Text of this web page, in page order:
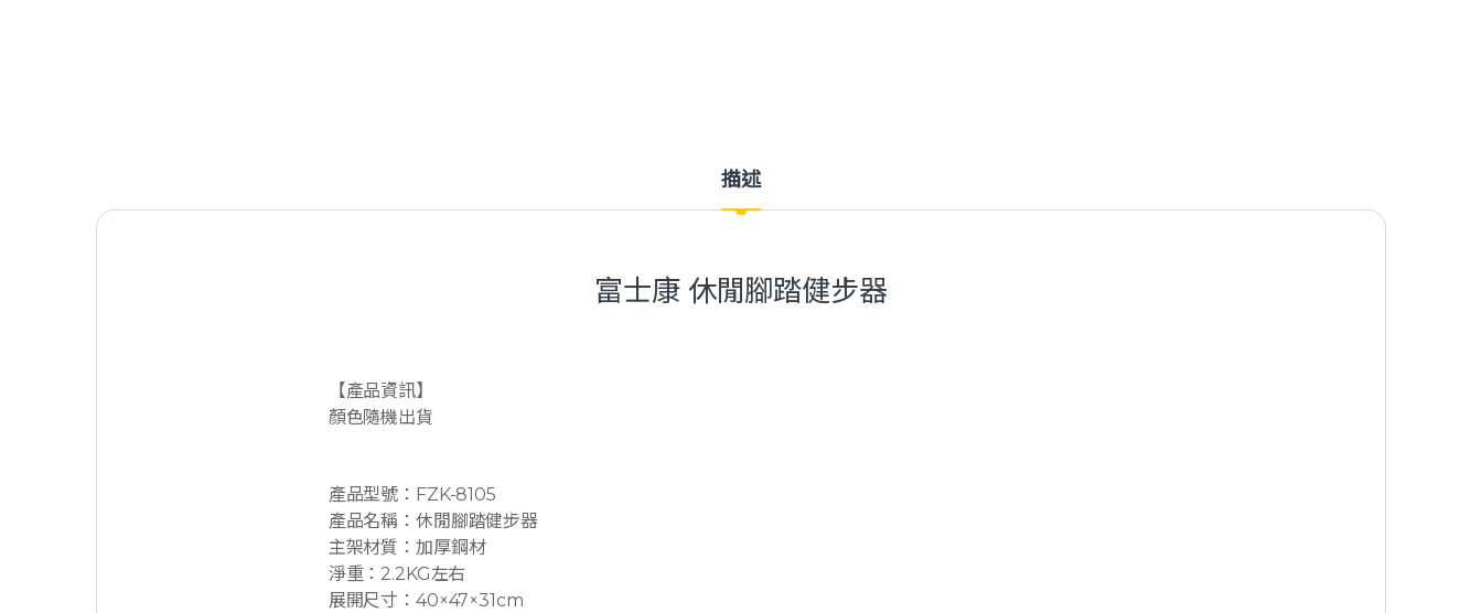
描述
富士康 休閒腳踏健步器
【產品資訊】
顏色隨機出貨
產品型號：FZK-8105
產品名稱：休閒腳踏健步器
主架材質：加厚鋼材
淨重：2.2KG左右
展開尺寸：40×47×31cm